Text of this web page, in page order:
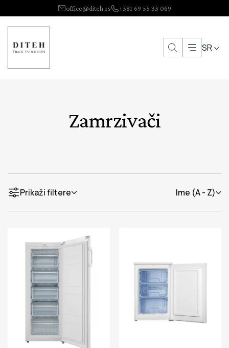
office@diteh.rs +381 69 55 33 069
SR
Zamrzivači
Prikaži filtere Ime (A - Z)